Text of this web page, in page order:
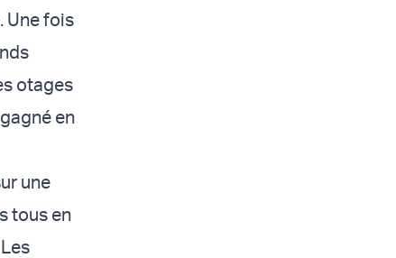
Une fois
otages
en
une
tous en